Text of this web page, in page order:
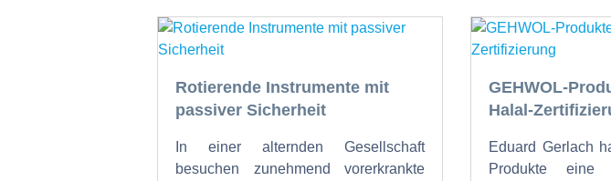
Rotierende Instrumente mit
passiver Sicherheit
In einer alternden Gesellschaft
besuchen zunehmend vorerkrankte
GEHWOL-
Halal-
Eduard Gerlach
Produkte eine